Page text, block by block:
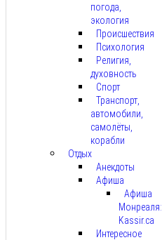
погода,
экология
Происшествия
Психология
Религия,
духовность
Спорт
Транспорт,
автомобили,
самолёты,
корабли
Отдых
Анекдоты
Афиша
Афиша
Монреаля:
Kassir.ca
Интересное